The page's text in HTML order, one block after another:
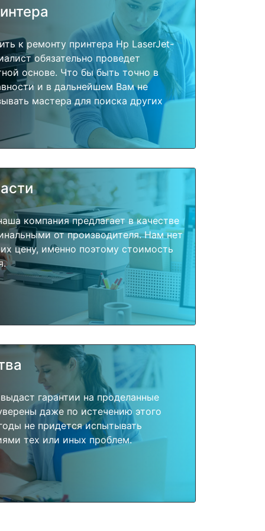
к ремонту принтера Hp LaserJet-
обязательно проведет
основе. Что бы быть точно в
и в дальнейшем Вам не
мастера для поиска других
компания предлагает в качестве
от производителя. Нам нет
цену, именно поэтому стоимость
гарантии на проделанные
даже по истечению этого
не придется испытывать
тех или иных проблем.